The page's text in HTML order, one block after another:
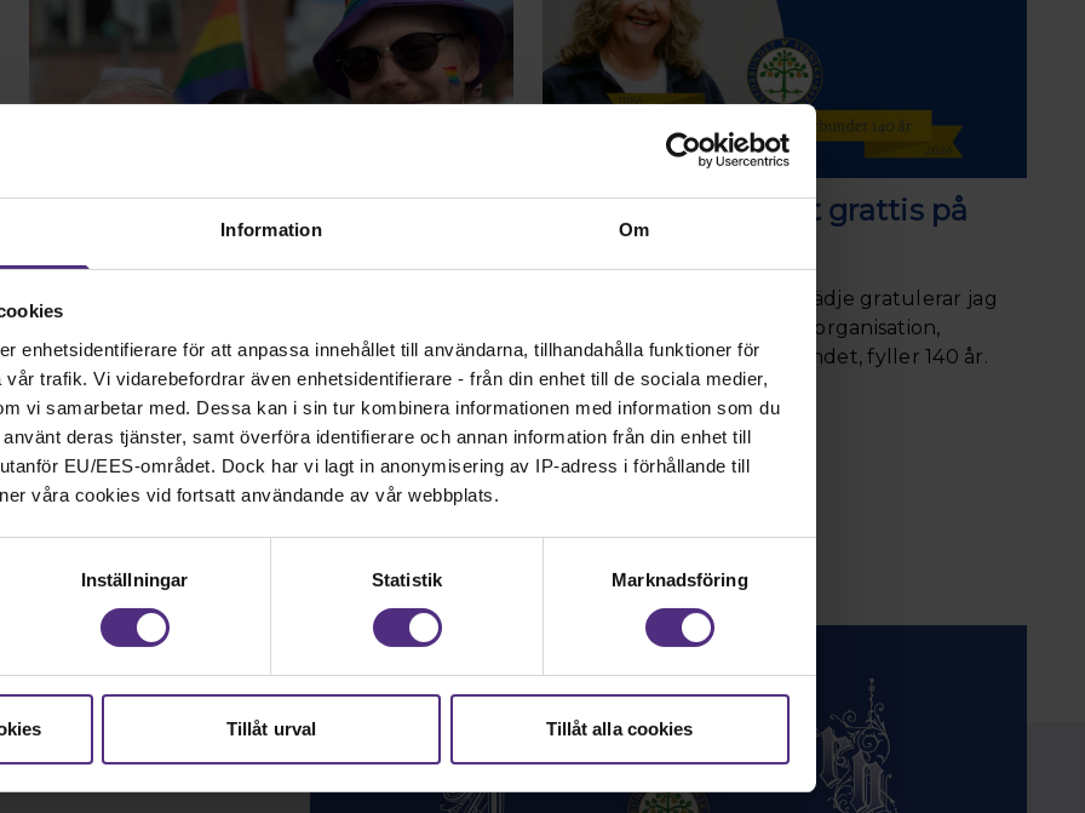
Information Om
enhetsidentifierare för att anpassa innehållet till användarna, tillhandahålla funktioner för
trafik. Vi vidarebefordrar även enhetsidentifierare - från din enhet till de sociala medier,
vi samarbetar med. Dessa kan i sin tur kombinera informationen med information som du
deras tjänster, samt överföra identifierare och annan information från din enhet till
EU/EES-området. Dock har vi lagt in anonymisering av IP-adress i förhållande till
våra cookies vid fortsatt användande av vår webbplats.
Inställningar Statistik Marknadsföring
Tillåt urval Tillåt alla cookies
Barnmorskeförbundet på
Stockholm Pride
Barnmorskor, kollegor och medlemmar •
Välkomna att gå i Prideparaden med Svenska
Läs mer
Ett stort och varmt grattis på
140-årsdagen
Med stolthet och största glädje gratulerar jag
oss barnmorskor till att vår organisation,
Svenska Barnmorskeförbundet, fyller 140 år.
Läs mer